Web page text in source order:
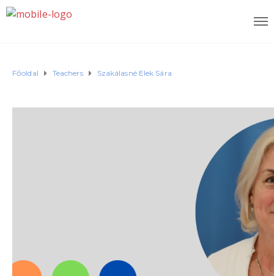
Főoldal Teachers Szakálasné Elek Sára